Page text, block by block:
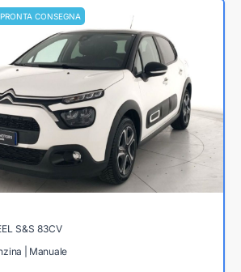
PRONTA CONSEGNA
S&S 83CV
| Manuale